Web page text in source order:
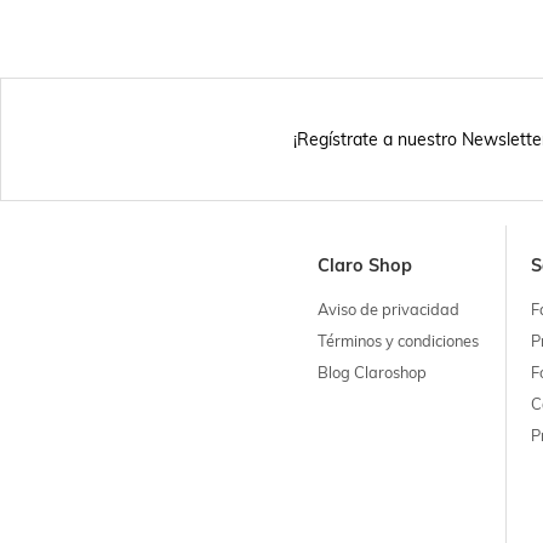
¡Regístrate a nuestro
Claro Shop
Aviso de privacidad
Términos y condiciones
Blog Claroshop